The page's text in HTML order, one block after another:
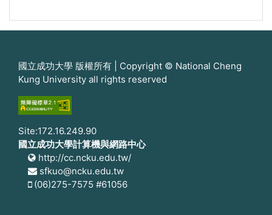
國立成功大學 版權所有 | Copyright © National Cheng
Kung University all rights reserved
Site:172.16.249.90
國立成功大學計算機與網路中心
http://cc.ncku.edu.tw/
sfkuo@ncku.edu.tw
(06)275-7575 #61056